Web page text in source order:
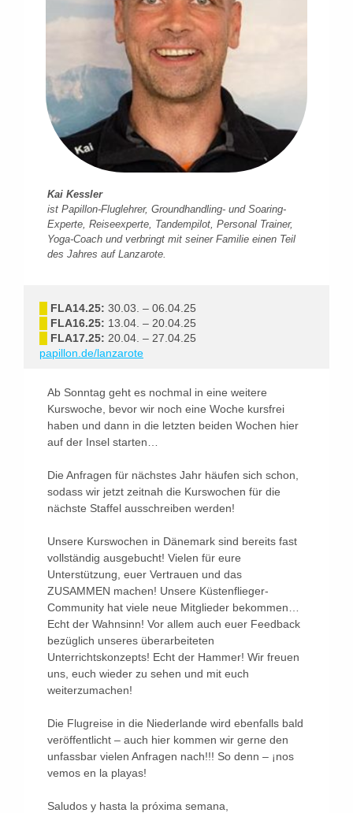
Kai Kessler
ist Papillon-Fluglehrer, Groundhandling- und Soaring-
Experte, Reiseexperte, Tandempilot, Personal Trainer,
Yoga-Coach und verbringt mit seiner Familie einen Teil
des Jahres auf Lanzarote.
FLA14.25: 30.03. – 06.04.25
FLA16.25: 13.04. – 20.04.25
FLA17.25: 20.04. – 27.04.25
papillon.de/lanzarote
Ab Sonntag geht es nochmal in eine weitere
Kurswoche, bevor wir noch eine Woche kursfrei
haben und dann in die letzten beiden Wochen hier
auf der Insel starten…
Die Anfragen für nächstes Jahr häufen sich schon,
sodass wir jetzt zeitnah die Kurswochen für die
nächste Staffel ausschreiben werden!
Unsere Kurswochen in Dänemark sind bereits fast
vollständig ausgebucht! Vielen für eure
Unterstützung, euer Vertrauen und das
ZUSAMMEN machen! Unsere Küstenflieger-
Community hat viele neue Mitglieder bekommen…
Echt der Wahnsinn! Vor allem auch euer Feedback
bezüglich unseres überarbeiteten
Unterrichtskonzepts! Echt der Hammer! Wir freuen
uns, euch wieder zu sehen und mit euch
weiterzumachen!
Die Flugreise in die Niederlande wird ebenfalls bald
veröffentlicht – auch hier kommen wir gerne den
unfassbar vielen Anfragen nach!!! So denn – ¡nos
vemos en la playas!
Saludos y hasta la próxima semana,